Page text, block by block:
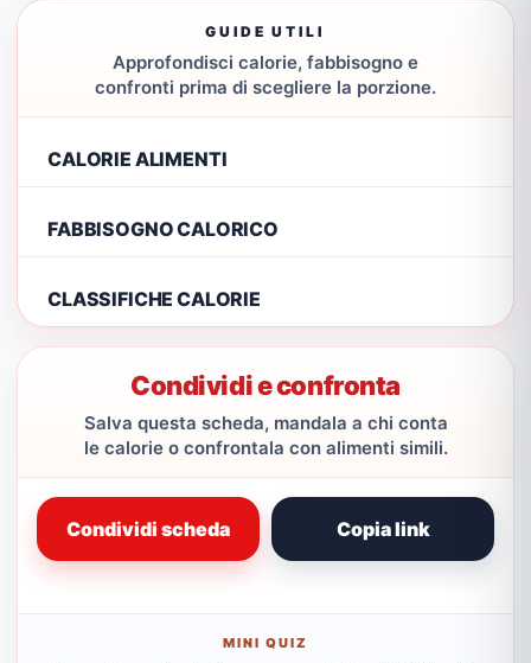
GUIDE UTILI
Approfondisci calorie, fabbisogno e
confronti prima di scegliere la porzione.
CALORIE ALIMENTI
FABBISOGNO CALORICO
CLASSIFICHE CALORIE
Condividi e confronta
Salva questa scheda, mandala a chi conta
le calorie o confrontala con alimenti simili.
Condividi scheda Copia link
MINI QUIZ